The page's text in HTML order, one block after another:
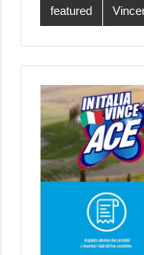
featured